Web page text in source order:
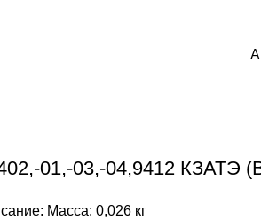
01,-03,-04,9412 КЗАТЭ
Масса: 0,026 кг